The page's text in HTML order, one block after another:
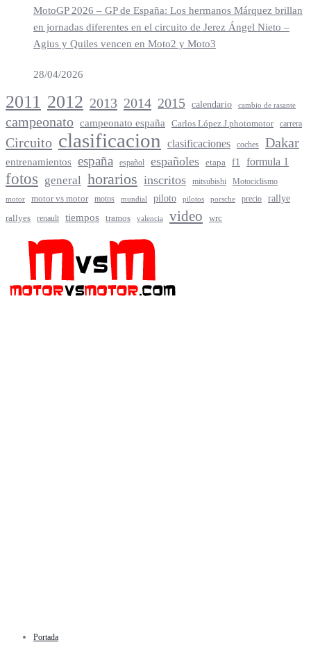
MotoGP 2026 – GP de España: Los hermanos Márquez brillan
en jornadas diferentes en el circuito de Jerez Ángel Nieto –
Agius y Quiles vencen en Moto2 y Moto3
28/04/2026
2011 2012 2013 2014 2015 calendario cambio de rasante
campeonato campeonato españa Carlos López J.photomotor carrera
Circuito clasificacion clasificaciones coches Dakar
entrenamientos españa español españoles etapa f1 formula 1
fotos general horarios inscritos mitsubishi Motociclismo
motor motor vs motor motos mundial piloto pilotos porsche precio rallye
rallyes renault tiempos tramos valencia video wrc
Portada